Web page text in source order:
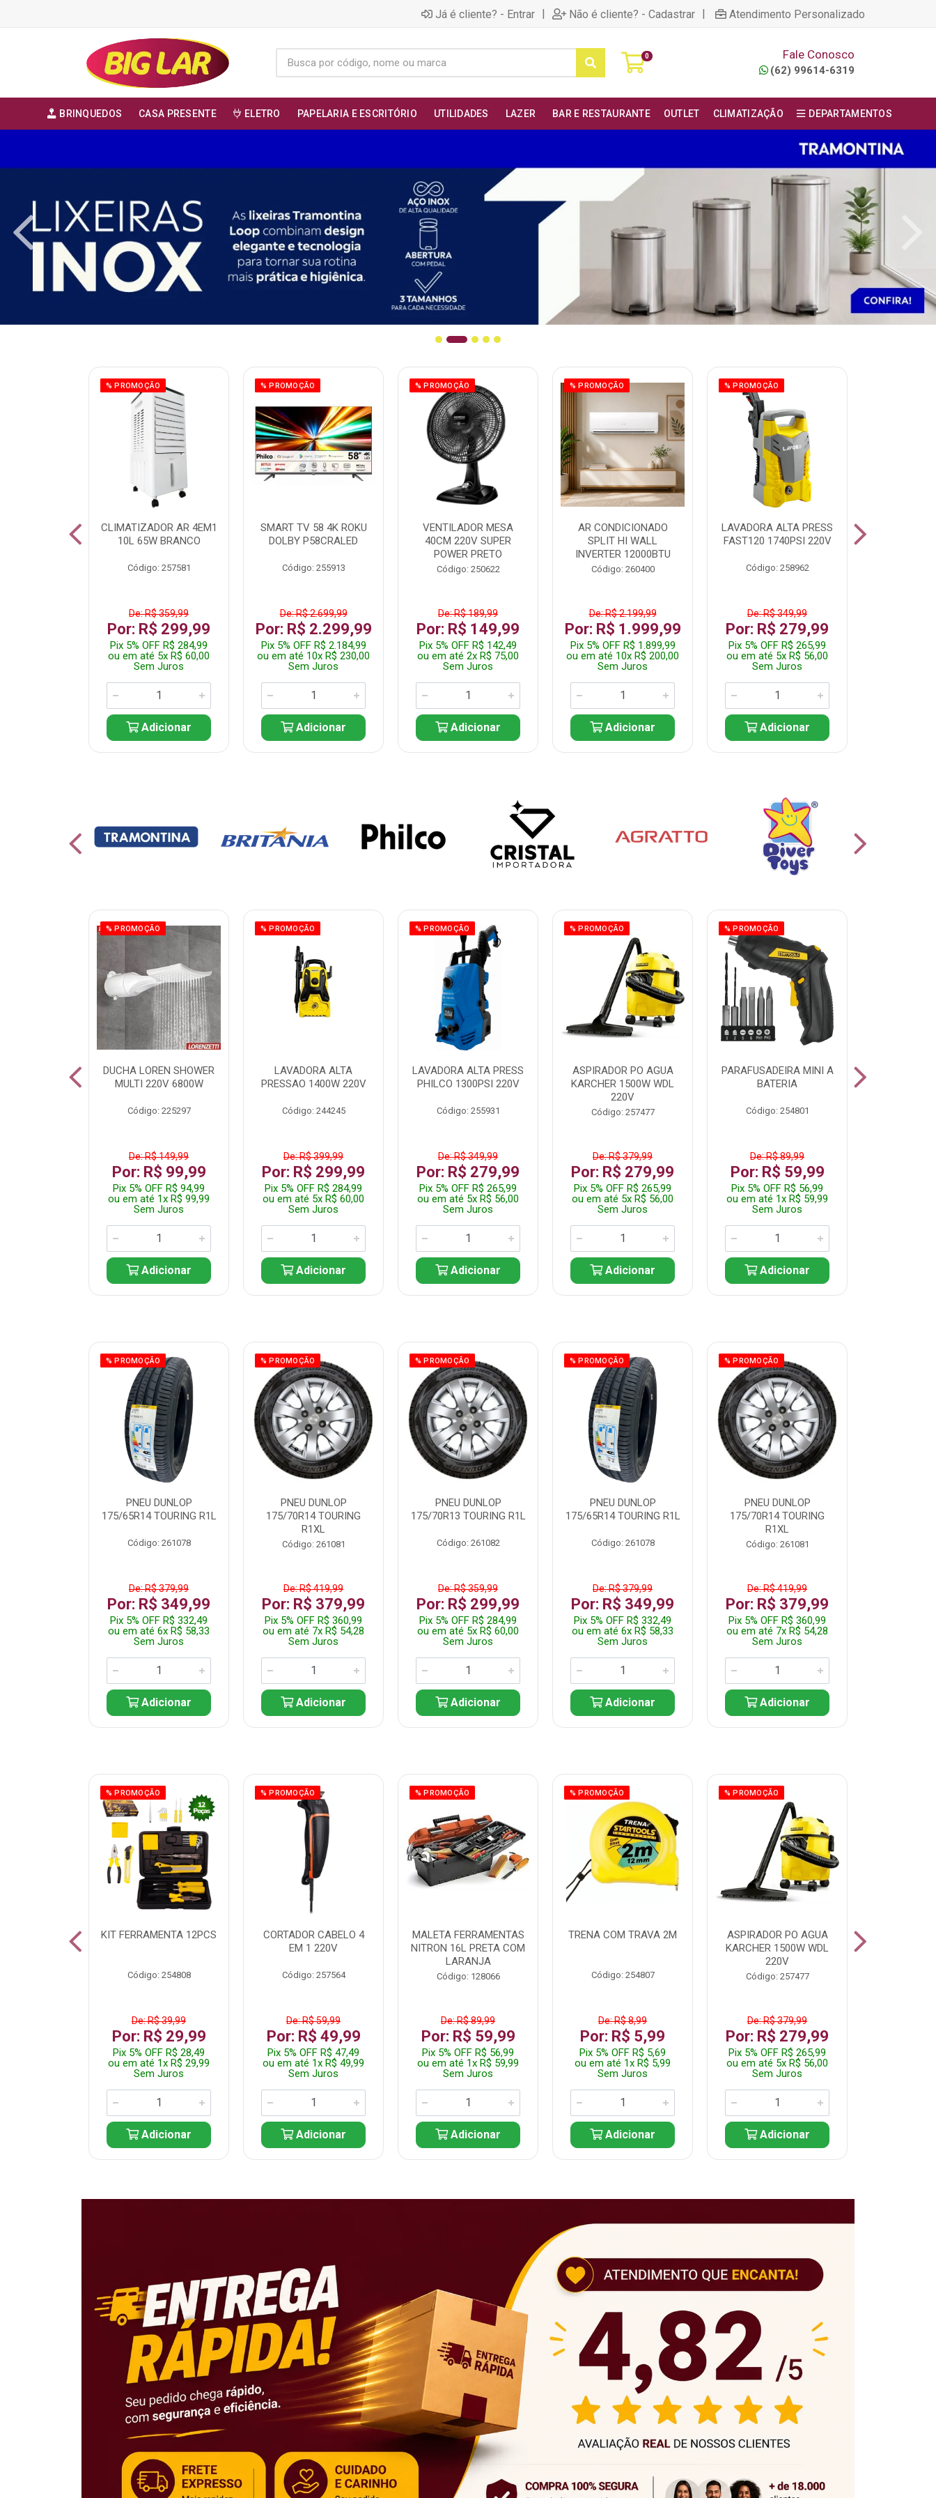
Já é cliente? - Entrar | Não é cliente? - Cadastrar | Atendimento Personalizado
0 Fale Conosco
(62) 99614-6319
BRINQUEDOS CASA PRESENTE ELETRO PAPELARIA E ESCRITÓRIO UTILIDADES LAZER BAR E RESTAURANTE OUTLET CLIMATIZAÇÃO DEPARTAMENTOS
% PROMOÇÃO
CLIMATIZADOR AR 4EM1
10L 65W BRANCO
Código: 257581
De: R$ 359,99
Por: R$ 299,99
Pix 5% OFF R$ 284,99
ou em até 5x R$ 60,00
Sem Juros
Adicionar
% PROMOÇÃO
SMART TV 58 4K ROKU
DOLBY P58CRALED
Código: 255913
De: R$ 2.699,99
Por: R$ 2.299,99
Pix 5% OFF R$ 2.184,99
ou em até 10x R$ 230,00
Sem Juros
Adicionar
% PROMOÇÃO
VENTILADOR MESA
40CM 220V SUPER
POWER PRETO
Código: 250622
De: R$ 189,99
Por: R$ 149,99
Pix 5% OFF R$ 142,49
ou em até 2x R$ 75,00
Sem Juros
Adicionar
% PROMOÇÃO
AR CONDICIONADO
SPLIT HI WALL
INVERTER 12000BTU
Código: 260400
De: R$ 2.199,99
Por: R$ 1.999,99
Pix 5% OFF R$ 1.899,99
ou em até 10x R$ 200,00
Sem Juros
Adicionar
% PROMOÇÃO
LAVADORA ALTA PRESS
FAST120 1740PSI 220V
Código: 258962
De: R$ 349,99
Por: R$ 279,99
Pix 5% OFF R$ 265,99
ou em até 5x R$ 56,00
Sem Juros
Adicionar
% PROMOÇÃO
DUCHA LOREN SHOWER
MULTI 220V 6800W
Código: 225297
De: R$ 149,99
Por: R$ 99,99
Pix 5% OFF R$ 94,99
ou em até 1x R$ 99,99
Sem Juros
Adicionar
% PROMOÇÃO
LAVADORA ALTA
PRESSAO 1400W 220V
Código: 244245
De: R$ 399,99
Por: R$ 299,99
Pix 5% OFF R$ 284,99
ou em até 5x R$ 60,00
Sem Juros
Adicionar
% PROMOÇÃO
LAVADORA ALTA PRESS
PHILCO 1300PSI 220V
Código: 255931
De: R$ 349,99
Por: R$ 279,99
Pix 5% OFF R$ 265,99
ou em até 5x R$ 56,00
Sem Juros
Adicionar
% PROMOÇÃO
ASPIRADOR PO AGUA
KARCHER 1500W WDL
220V
Código: 257477
De: R$ 379,99
Por: R$ 279,99
Pix 5% OFF R$ 265,99
ou em até 5x R$ 56,00
Sem Juros
Adicionar
% PROMOÇÃO
PARAFUSADEIRA MINI A
BATERIA
Código: 254801
De: R$ 89,99
Por: R$ 59,99
Pix 5% OFF R$ 56,99
ou em até 1x R$ 59,99
Sem Juros
Adicionar
% PROMOÇÃO
PNEU DUNLOP
175/65R14 TOURING R1L
Código: 261078
De: R$ 379,99
Por: R$ 349,99
Pix 5% OFF R$ 332,49
ou em até 6x R$ 58,33
Sem Juros
Adicionar
% PROMOÇÃO
PNEU DUNLOP
175/70R14 TOURING
R1XL
Código: 261081
De: R$ 419,99
Por: R$ 379,99
Pix 5% OFF R$ 360,99
ou em até 7x R$ 54,28
Sem Juros
Adicionar
% PROMOÇÃO
PNEU DUNLOP
175/70R13 TOURING R1L
Código: 261082
De: R$ 359,99
Por: R$ 299,99
Pix 5% OFF R$ 284,99
ou em até 5x R$ 60,00
Sem Juros
Adicionar
% PROMOÇÃO
PNEU DUNLOP
175/65R14 TOURING R1L
Código: 261078
De: R$ 379,99
Por: R$ 349,99
Pix 5% OFF R$ 332,49
ou em até 6x R$ 58,33
Sem Juros
Adicionar
% PROMOÇÃO
PNEU DUNLOP
175/70R14 TOURING
R1XL
Código: 261081
De: R$ 419,99
Por: R$ 379,99
Pix 5% OFF R$ 360,99
ou em até 7x R$ 54,28
Sem Juros
Adicionar
% PROMOÇÃO
KIT FERRAMENTA 12PCS
Código: 254808
De: R$ 39,99
Por: R$ 29,99
Pix 5% OFF R$ 28,49
ou em até 1x R$ 29,99
Sem Juros
Adicionar
% PROMOÇÃO
CORTADOR CABELO 4
EM 1 220V
Código: 257564
De: R$ 59,99
Por: R$ 49,99
Pix 5% OFF R$ 47,49
ou em até 1x R$ 49,99
Sem Juros
Adicionar
% PROMOÇÃO
MALETA FERRAMENTAS
NITRON 16L PRETA COM
LARANJA
Código: 128066
De: R$ 89,99
Por: R$ 59,99
Pix 5% OFF R$ 56,99
ou em até 1x R$ 59,99
Sem Juros
Adicionar
% PROMOÇÃO
TRENA COM TRAVA 2M
Código: 254807
De: R$ 8,99
Por: R$ 5,99
Pix 5% OFF R$ 5,69
ou em até 1x R$ 5,99
Sem Juros
Adicionar
% PROMOÇÃO
ASPIRADOR PO AGUA
KARCHER 1500W WDL
220V
Código: 257477
De: R$ 379,99
Por: R$ 279,99
Pix 5% OFF R$ 265,99
ou em até 5x R$ 56,00
Sem Juros
Adicionar